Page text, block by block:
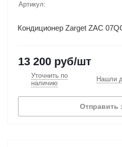
Артикул:
Кондиционер Zarget ZAC
13 200 руб/шт
Уточнить по
наличию
Нашли
Отправить